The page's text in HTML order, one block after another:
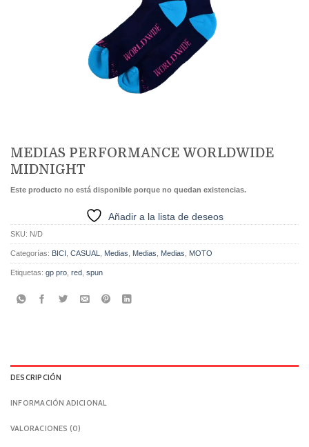
MEDIAS PERFORMANCE WORLDWIDE
MIDNIGHT
Este producto no está disponible porque no quedan existencias.
Añadir a la lista de deseos
SKU: N/D
Categorías: BICI CASUAL Medias Medias Medias MOTO
Etiquetas: gp pro red spun
DESCRIPCIÓN
INFORMACIÓN ADICIONAL
VALORACIONES (0)